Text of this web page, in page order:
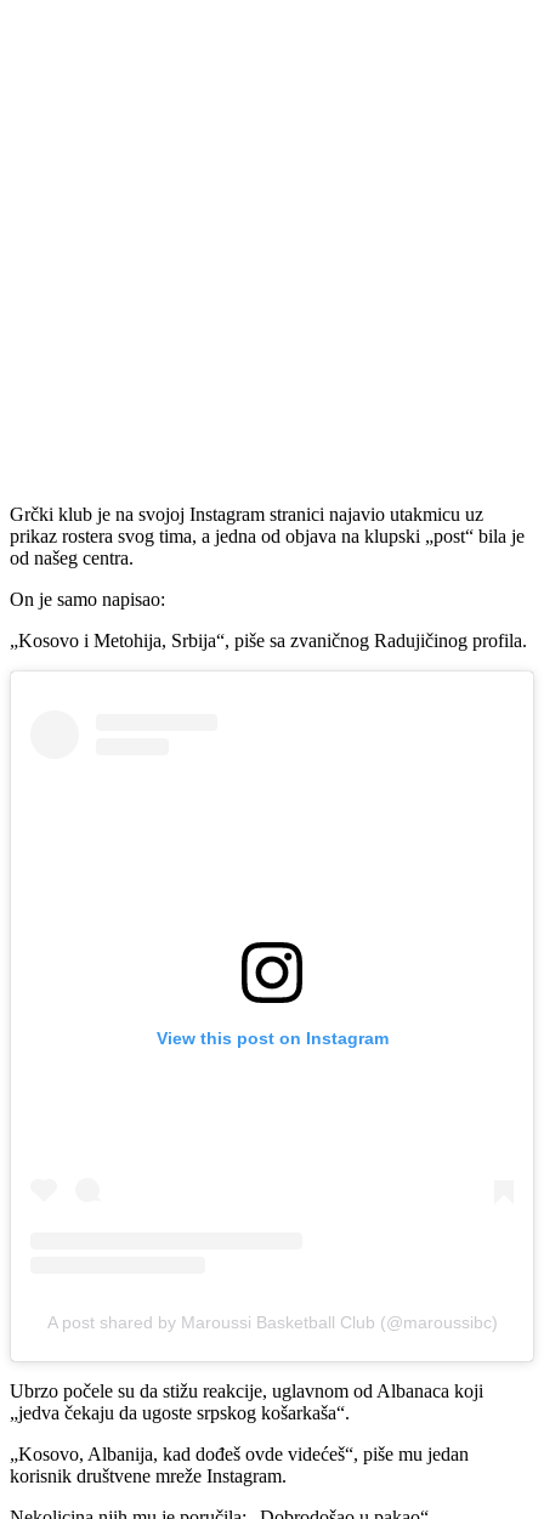
Grčki klub je na svojoj Instagram stranici najavio utakmicu uz
prikaz rostera svog tima, a jedna od objava na klupski „post“ bila je
od našeg centra.
On je samo napisao:
„Kosovo i Metohija, Srbija“, piše sa zvaničnog Radujičinog profila.
View this post on Instagram
A post shared by Maroussi Basketball Club (@maroussibc)
Ubrzo počele su da stižu reakcije, uglavnom od Albanaca koji
„jedva čekaju da ugoste srpskog košarkaša“.
„Kosovo, Albanija, kad dođeš ovde videćeš“, piše mu jedan
korisnik društvene mreže Instagram.